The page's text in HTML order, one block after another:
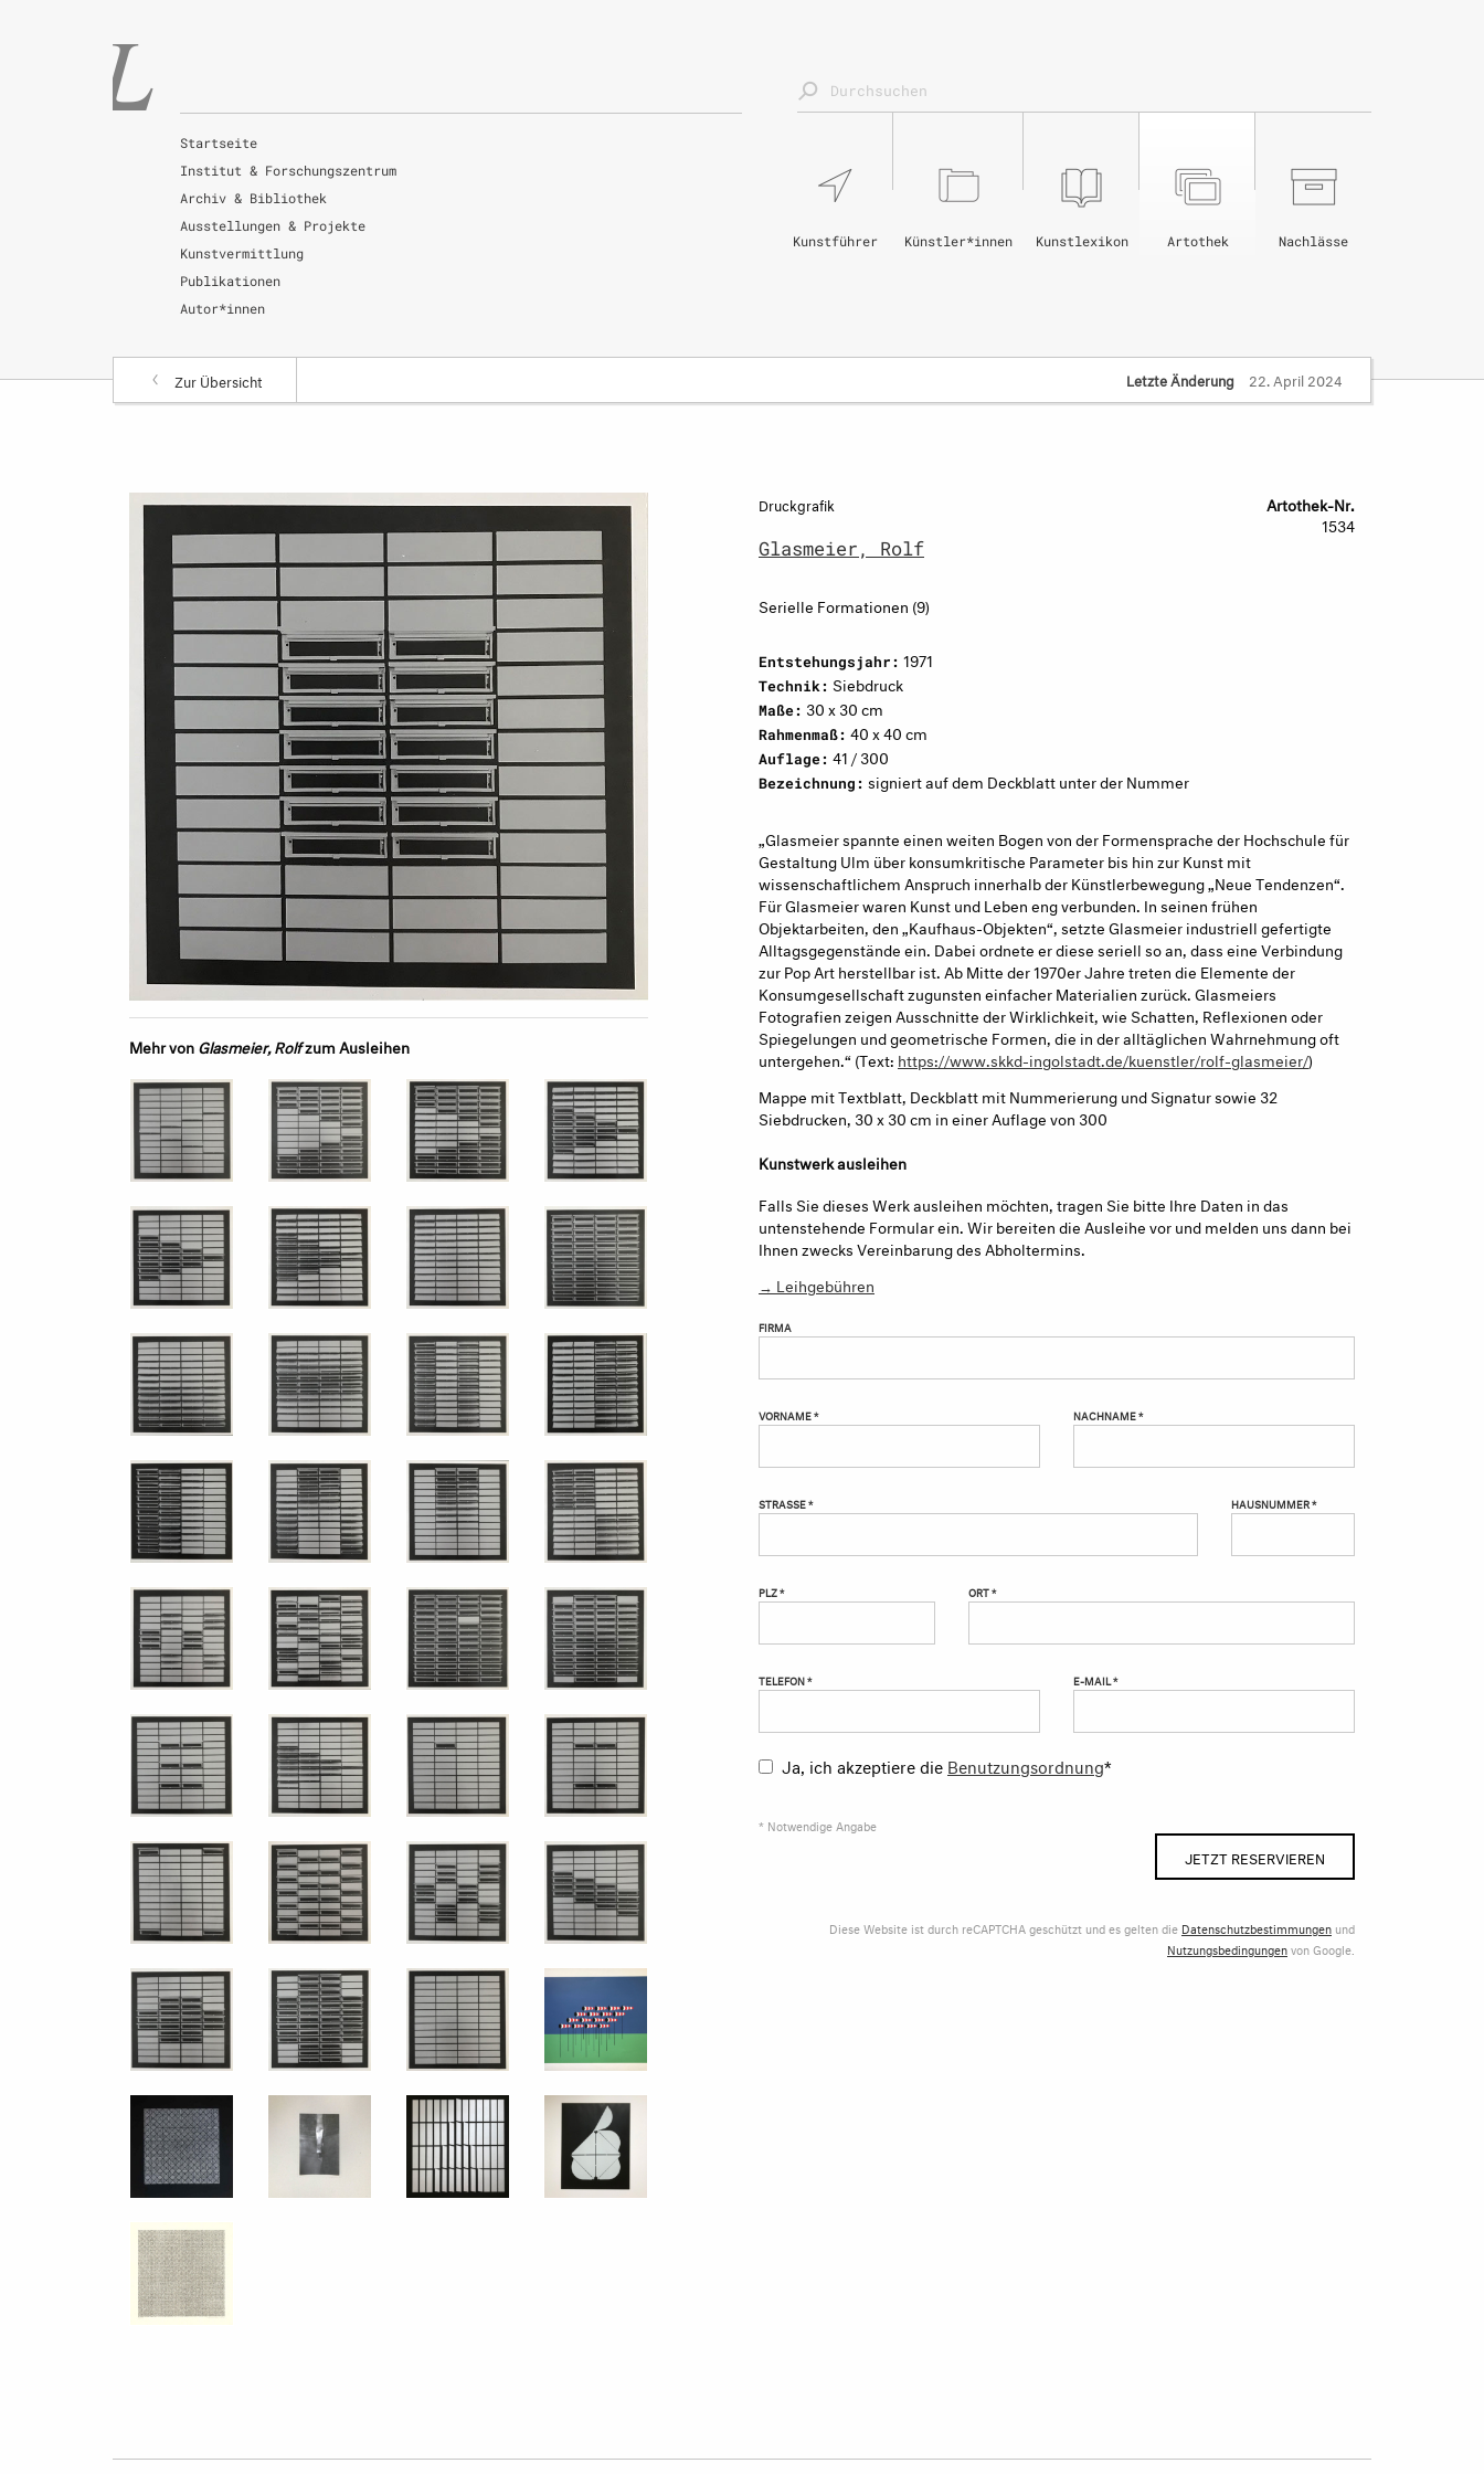
Startseite
Institut & Forschungszentrum
Archiv & Bibliothek
Ausstellungen & Projekte
Kunstvermittlung
Publikationen
Autor*innen
Nachlässe
Artothek
Kunstlexikon
Künstler*innen
Kunstführer
Zur Übersicht Letzte Änderung 22. April 2024
Mehr vonGlasmeier, Rolfzum Ausleihen
Druckgrafik
Glasmeier, Rolf
Serielle Formationen (9)
Artothek-Nr.
1534
Entstehungsjahr: 1971
Technik: Siebdruck
Maße: 30 x 30 cm
Rahmenmaß: 40 x 40 cm
Auflage: 41 / 300
Bezeichnung: signiert auf dem Deckblatt unter der Nummer
„Glasmeier spannte einen weiten Bogen von der Formensprache der Hochschule für
Gestaltung Ulm über konsumkritische Parameter bis hin zur Kunst mit
wissenschaftlichem Anspruch innerhalb der Künstlerbewegung „Neue Tendenzen“.
Für Glasmeier waren Kunst und Leben eng verbunden. In seinen frühen
Objektarbeiten, den „Kaufhaus-Objekten“, setzte Glasmeier industriell gefertigte
Alltagsgegenstände ein. Dabei ordnete er diese seriell so an, dass eine Verbindung
zur Pop Art herstellbar ist. Ab Mitte der 1970er Jahre treten die Elemente der
Konsumgesellschaft zugunsten einfacher Materialien zurück. Glasmeiers
Fotografien zeigen Ausschnitte der Wirklichkeit, wie Schatten, Reflexionen oder
Spiegelungen und geometrische Formen, die in der alltäglichen Wahrnehmung oft
untergehen.“ (Text: https://www.skkd-ingolstadt.de/kuenstler/rolf-glasmeier/)
Mappe mit Textblatt, Deckblatt mit Nummerierung und Signatur sowie 32
Siebdrucken, 30 x 30 cm in einer Auflage von 300
Kunstwerk ausleihen
Falls Sie dieses Werk ausleihen möchten, tragen Sie bitte Ihre Daten in das
untenstehende Formular ein. Wir bereiten die Ausleihe vor und melden uns dann bei
Ihnen zwecks Vereinbarung des Abholtermins.
→ Leihgebühren
FIRMA
VORNAME * NACHNAME *
STRASSE * HAUSNUMMER *
PLZ * ORT *
TELEFON * E-MAIL *
Ja, ich akzeptiere die Benutzungsordnung*
* Notwendige Angabe
JETZT RESERVIEREN
Diese Website ist durch reCAPTCHA geschützt und es gelten die Datenschutzbestimmungen und
Nutzungsbedingungenvon Google.